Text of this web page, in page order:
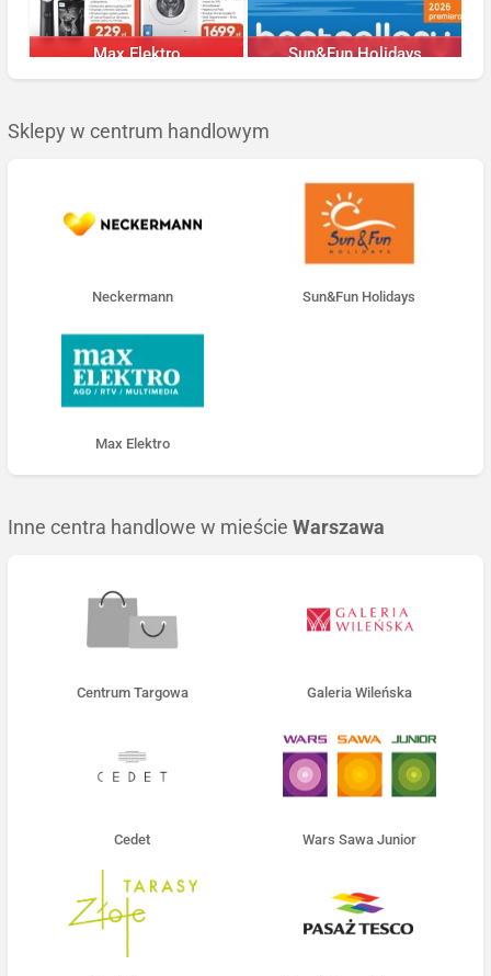
Max Elektro
Trwa jeszcze 19 dni
Sun&Fun Holidays
Trwa jeszcze 146 dni
Sklepy w centrum handlowym
Neckermann Sun&Fun Holidays
Max Elektro
Inne centra handlowe w mieście Warszawa
Centrum Targowa Galeria Wileńska
Cedet Wars Sawa Junior